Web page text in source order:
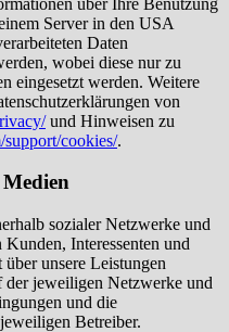
Server in den USA
Daten
wobei diese nur zu
eingesetzt werden. Weitere
von
und Hinweisen zu
cookies/.
sozialer Netzwerke und
Interessenten und
unsere Leistungen
jeweiligen Netzwerke und
und die
Betreiber.